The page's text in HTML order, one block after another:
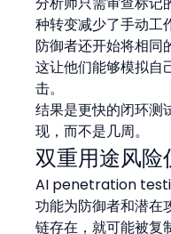
种转变减少了手动工
防御者还开始将相同
这让他们能够模拟自
击。
结果是更快的闭环测
现，而不是几周。
双重用途风险
AI penetration
功能为防御者和潜在
链存在，就可能被复